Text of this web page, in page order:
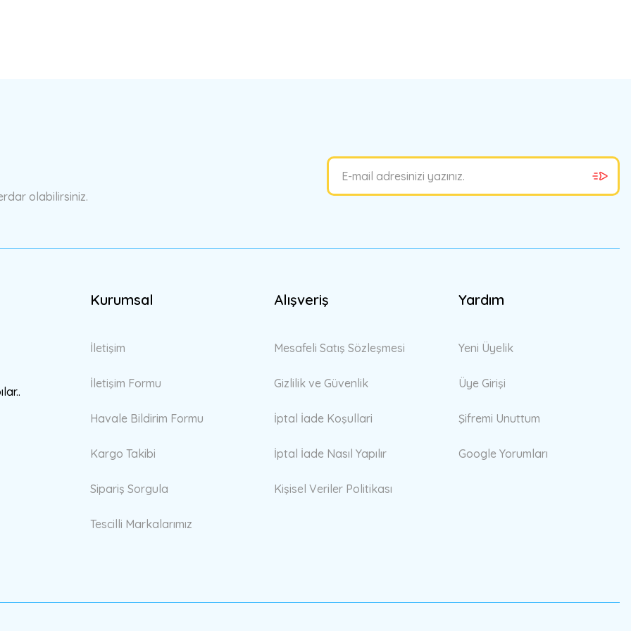
olabilirsiniz.
Kurumsal
İletişim
İletişim Formu
Havale Bildirim Formu
Kargo Takibi
Sipariş Sorgula
Tescilli Markalarımız
Alışveriş
Mesafeli Satış Sözleşmesi
Gizlilik ve Güvenlik
İptal İade Koşullari
İptal İade Nasıl Yapılır
Kişisel Veriler Politikası
Yardım
Yeni Üyelik
Üye Girişi
Şifremi Unuttum
Google Yorumları